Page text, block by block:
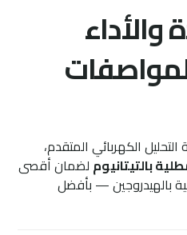
والأداء
الكهربائي المتقدم،
لضمان أقصى
بالهيدروجين — بأفضل